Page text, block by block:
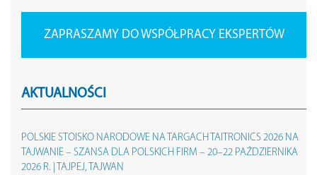
ZAPRASZAMY DO WSPÓŁPRACY EKSPERTÓW
AKTUALNOŚCI
POLSKIE STOISKO NARODOWE NA TARGACH TAITRONICS 2026 NA
TAJWANIE – SZANSA DLA POLSKICH FIRM – 20–22 PAŹDZIERNIKA
2026 R. | TAJPEJ, TAJWAN